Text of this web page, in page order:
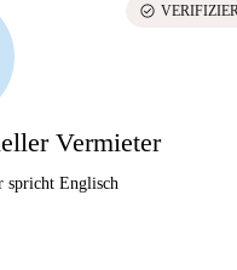
Vermieter
spricht Englisch
check_circle